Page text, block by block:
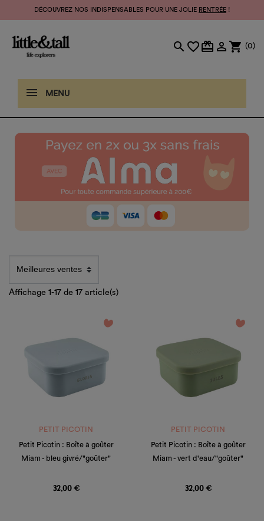
DÉCOUVREZ NOS INDISPENSABLES POUR UNE JOLIE RENTRÉE !
search favorite_bordercard_giftcard  shopping_cart (0)
MENU
Affichage 1-17 de 17 article(s)
favorite_border
PETIT PICOTIN
Petit Picotin : Boîte à goûter
Miam - bleu givré/"goûter"
32,00 €
favorite_border
PETIT PICOTIN
Petit Picotin : Boîte à goûter
Miam - vert d'eau/"goûter"
32,00 €